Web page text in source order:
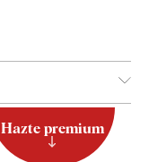
Hazte premium